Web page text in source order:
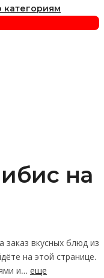
категориям
на
заказ вкусных блюд из
на этой странице.
и… еще